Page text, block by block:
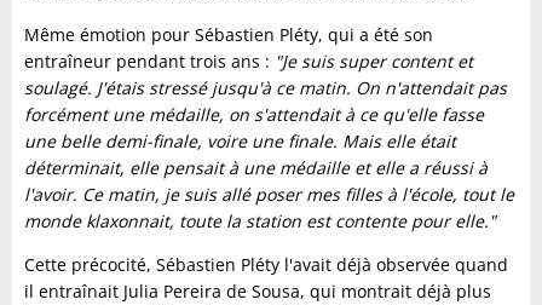
Même émotion pour Sébastien Pléty, qui a été son
entraîneur pendant trois ans : "Je suis super content et
soulagé. J'étais stressé jusqu'à ce matin. On n'attendait pas
forcément une médaille, on s'attendait à ce qu'elle fasse
une belle demi-finale, voire une finale. Mais elle était
déterminait, elle pensait à une médaille et elle a réussi à
l'avoir. Ce matin, je suis allé poser mes filles à l'école, tout le
monde klaxonnait, toute la station est contente pour elle."
Cette précocité, Sébastien Pléty l'avait déjà observée quand
il entraînait Julia Pereira de Sousa, qui montrait déjà plus